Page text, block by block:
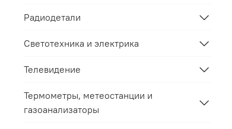
Радиодетали
Светотехника и электрика
Телевидение
Термометры, метеостанции и
газоанализаторы